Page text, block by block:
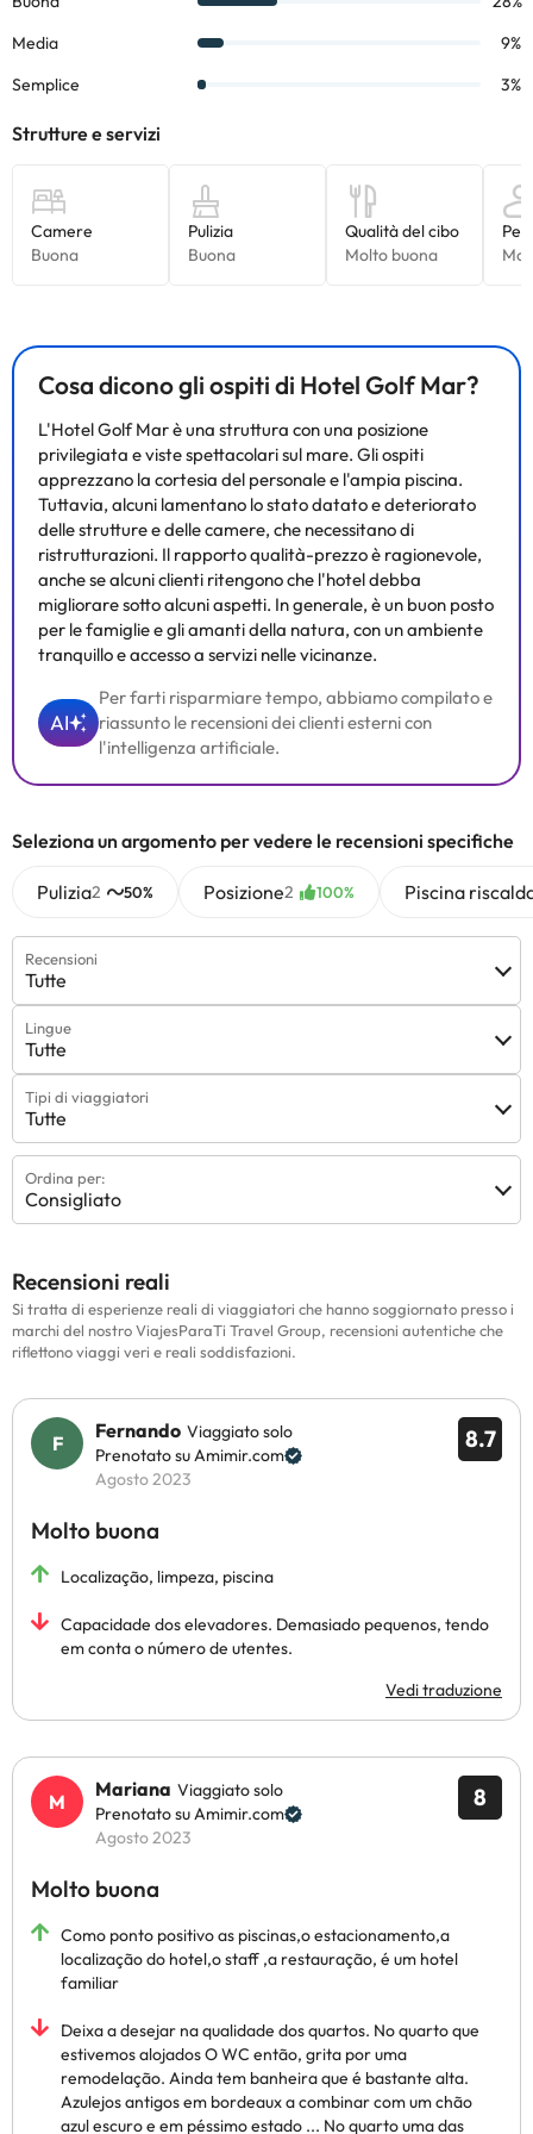
consultare le relative tariffe direttamente presso la struttura.
modifiche da parte della struttura. Se hai dubbi, contattaci.
Cosa dicono gli ospiti di Hotel Golf Mar?
L'Hotel Golf Mar è una struttura con una posizione
privilegiata e viste spettacolari sul mare. Gli ospiti
apprezzano la cortesia del personale e l'ampia piscina.
Tuttavia, alcuni lamentano lo stato datato e deteriorato
delle strutture e delle camere, che necessitano di
ristrutturazioni. Il rapporto qualità-prezzo è ragionevole,
anche se alcuni clienti ritengono che l'hotel debba
migliorare sotto alcuni aspetti. In generale, è un buon posto
per le famiglie e gli amanti della natura, con un ambiente
tranquillo e accesso a servizi nelle vicinanze.
AI
Per farti risparmiare tempo, abbiamo compilato e
riassunto le recensioni dei clienti esterni con
l'intelligenza artificiale.
Seleziona un argomento per vedere le recensioni specifiche
Pulizia2 50% Posizione2 100% Piscina
Recensioni
Tutte
Lingue
Tutte
Tipi di viaggiatori
Tutte
Ordina per:
Consigliato
Recensioni reali
Si tratta di esperienze reali di viaggiatori che hanno soggiornato presso i
marchi del nostro ViajesParaTi Travel Group, recensioni autentiche che
riflettono viaggi veri e reali soddisfazioni.
8.7
Fernando Viaggiato solo
Prenotato su Amimir.com
Agosto 2023
Molto buona
Localização, limpeza, piscina
Capacidade dos elevadores. Demasiado pequenos, tendo
em conta o número de utentes.
Vedi traduzione
8
Mariana Viaggiato solo
Prenotato su Amimir.com
Agosto 2023
Molto buona
Como ponto positivo as piscinas,o estacionamento,a
localização do hotel,o staff ,a restauração, é um hotel
familiar
Deixa a desejar na qualidade dos quartos. No quarto que
estivemos alojados O WC então, grita por uma
remodelação. Ainda tem banheira que é bastante alta.
Azulejos antigos em bordeaux a combinar com um chão
azul escuro e em péssimo estado ... No quarto uma das